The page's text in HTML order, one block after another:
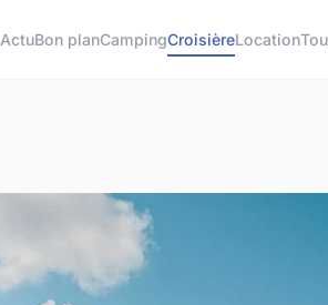
ActuBon planCampingCroisièreLocation